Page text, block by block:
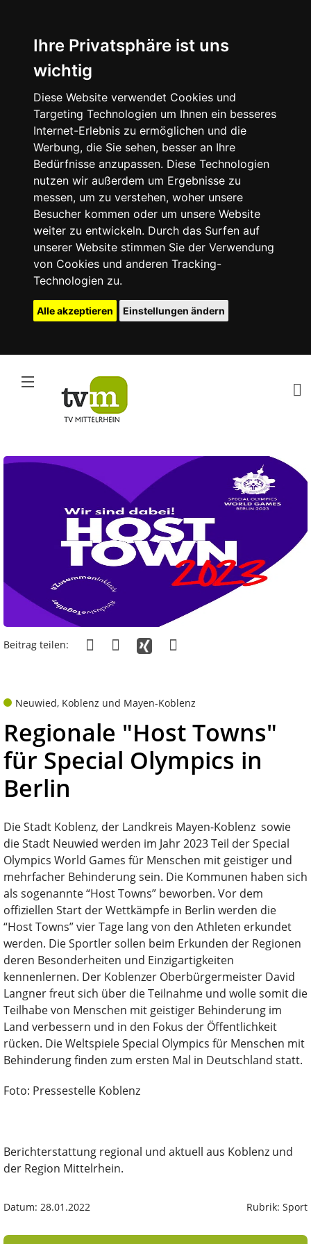
Ihre Privatsphäre ist uns
wichtig
Diese Website verwendet Cookies und
Targeting Technologien um Ihnen ein besseres
Internet-Erlebnis zu ermöglichen und die
Werbung, die Sie sehen, besser an Ihre
Bedürfnisse anzupassen. Diese Technologien
nutzen wir außerdem um Ergebnisse zu
messen, um zu verstehen, woher unsere
Besucher kommen oder um unsere Website
weiter zu entwickeln. Durch das Surfen auf
unserer Website stimmen Sie der Verwendung
von Cookies und anderen Tracking-
Technologien zu.
Alle akzeptieren Einstellungen ändern
Beitrag teilen:
Neuwied, Koblenz und Mayen-Koblenz
Regionale "Host Towns"
für Special Olympics in
Berlin
Die Stadt Koblenz, der Landkreis Mayen-Koblenz sowie
die Stadt Neuwied werden im Jahr 2023 Teil der Special
Olympics World Games für Menschen mit geistiger und
mehrfacher Behinderung sein. Die Kommunen haben sich
als sogenannte “Host Towns” beworben. Vor dem
offiziellen Start der Wettkämpfe in Berlin werden die
“Host Towns” vier Tage lang von den Athleten erkundet
werden. Die Sportler sollen beim Erkunden der Regionen
deren Besonderheiten und Einzigartigkeiten
kennenlernen. Der Koblenzer Oberbürgermeister David
Langner freut sich über die Teilnahme und wolle somit die
Teilhabe von Menschen mit geistiger Behinderung im
Land verbessern und in den Fokus der Öffentlichkeit
rücken. Die Weltspiele Special Olympics für Menschen mit
Behinderung finden zum ersten Mal in Deutschland statt.
Foto: Pressestelle Koblenz
Berichterstattung regional und aktuell aus Koblenz und
der Region Mittelrhein.
Datum: 28.01.2022 Rubrik: Sport